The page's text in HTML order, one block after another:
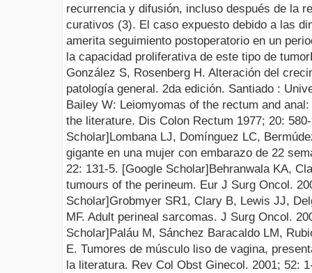
recurrencia y difusión, incluso después de la
curativos (3). El caso expuesto debido a las
amerita seguimiento postoperatorio en un
la capacidad proliferativa de este tipo de tumor
González S, Rosenberg H. Alteración del
patología general. 2da edición. Santiado :
Bailey W: Leiomyomas of the rectum and
the literature. Dis Colon Rectum 1977; 20: 580
Scholar]Lombana LJ, Domínguez LC,
gigante en una mujer con embarazo de 22
22: 131-5. [Google Scholar]Behranwala KA,
tumours of the perineum. Eur J Surg Oncol.
Scholar]Grobmyer SR1, Clary B, Lewis JJ,
MF. Adult perineal sarcomas. J Surg Oncol.
Scholar]Paláu M, Sánchez Baracaldo LM,
E. Tumores de músculo liso de vagina,
la literatura. Rev Col Obst Ginecol. 2001; 52: